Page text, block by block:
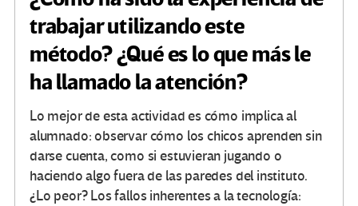
trabajar utilizando este
método? ¿Qué es lo que más le
ha llamado la atención?
Lo mejor de esta actividad es cómo implica al
alumnado: observar cómo los chicos aprenden sin
darse cuenta, como si estuvieran jugando o
haciendo algo fuera de las paredes del instituto.
¿Lo peor? Los fallos inherentes a la tecnología: